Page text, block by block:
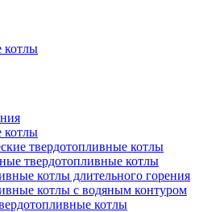
котлы
котлы
твердотопливные котлы
твердотопливные котлы
котлы длительного горения
котлы с водяным контуром
котлы